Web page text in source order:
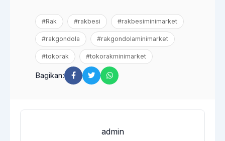
#Rak #rakbesi #rakbesiminimarket
#rakgondola #rakgondolaminimarket
#tokorak #tokorakminimarket
Bagikan:
admin